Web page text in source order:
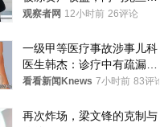
供援助
观察者网 12小时前 26评论
一级甲等医疗事故涉事儿科
医生韩杰：诊疗中有疏漏，
我认错，但不能认罪
看看新闻Knews 7小时前 83评论
再次炸场，梁文锋的克制与